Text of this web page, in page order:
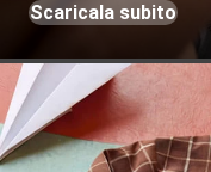
Scaricala subito